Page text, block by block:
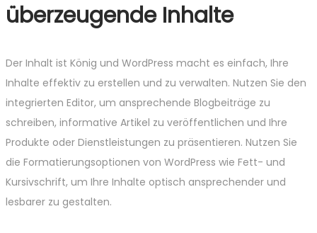
überzeugende Inhalte
Der Inhalt ist König und WordPress macht es einfach, Ihre
Inhalte effektiv zu erstellen und zu verwalten. Nutzen Sie den
integrierten Editor, um ansprechende Blogbeiträge zu
schreiben, informative Artikel zu veröffentlichen und Ihre
Produkte oder Dienstleistungen zu präsentieren. Nutzen Sie
die Formatierungsoptionen von WordPress wie Fett- und
Kursivschrift, um Ihre Inhalte optisch ansprechender und
lesbarer zu gestalten.